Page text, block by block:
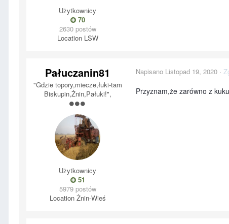
Użytkownicy
70
2630 postów
LocationLSW
Pałuczanin81
"Gdzie topory,miecze,łuki-tam
Biskupin,Żnin,Pałuki!",
Użytkownicy
51
5979 postów
LocationŻnin-Wieś
Napisano Listopad 19, 2020 ·
Przyznam,że zarówno z